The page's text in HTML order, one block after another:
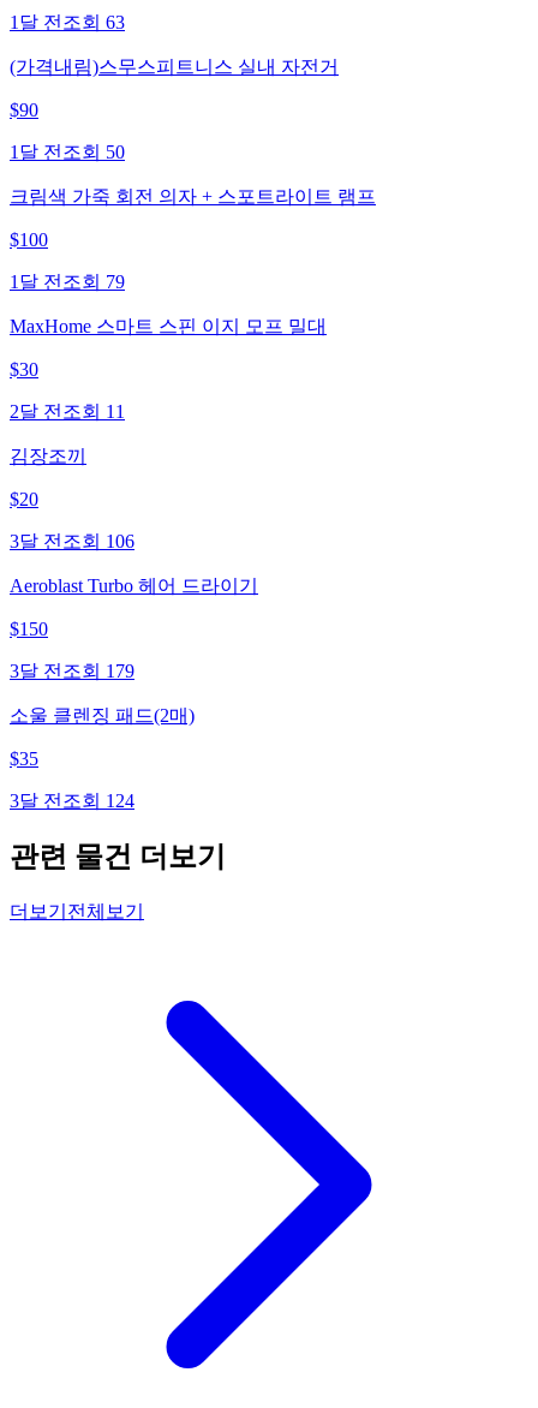
1달 전 조회 63
(가격내림)스무스피트니스 실내 자전거
$90
1달 전 조회 50
크림색 가죽 회전 의자 + 스포트라이트 램프
$100
1달 전 조회 79
MaxHome 스마트 스핀 이지 모프 밀대
$30
2달 전 조회 11
김장조끼
$20
3달 전 조회 106
Aeroblast Turbo 헤어 드라이기
$150
3달 전 조회 179
소울 클렌징 패드(2매)
$35
3달 전 조회 124
관련 물건 더보기
더보기 전체보기